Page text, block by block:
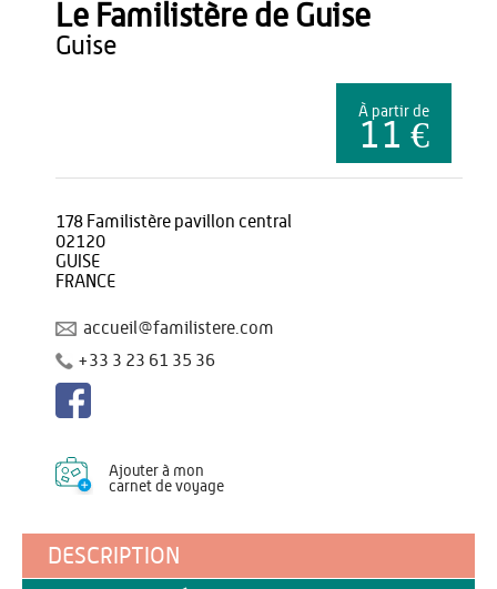
Le Familistère de Guise
guise
À partir de
11 €
178 Familistère pavillon central
02120
GUISE
FRANCE
accueil@familistere.com
+33 3 23 61 35 36
Ajouter à mon
carnet de voyage
DESCRIPTION